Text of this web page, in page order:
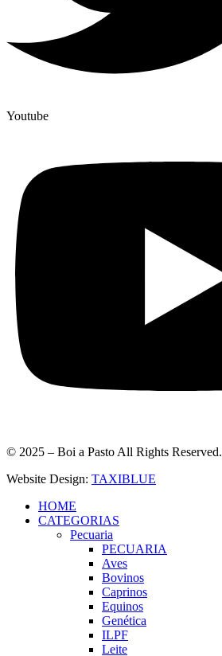
Youtube
© 2025 – Boi a Pasto All Rights Reserved.
Website Design: TAXIBLUE
HOME
CATEGORIAS
Pecuaria
PECUARIA
Aves
Bovinos
Caprinos
Equinos
Genética
ILPF
Leite